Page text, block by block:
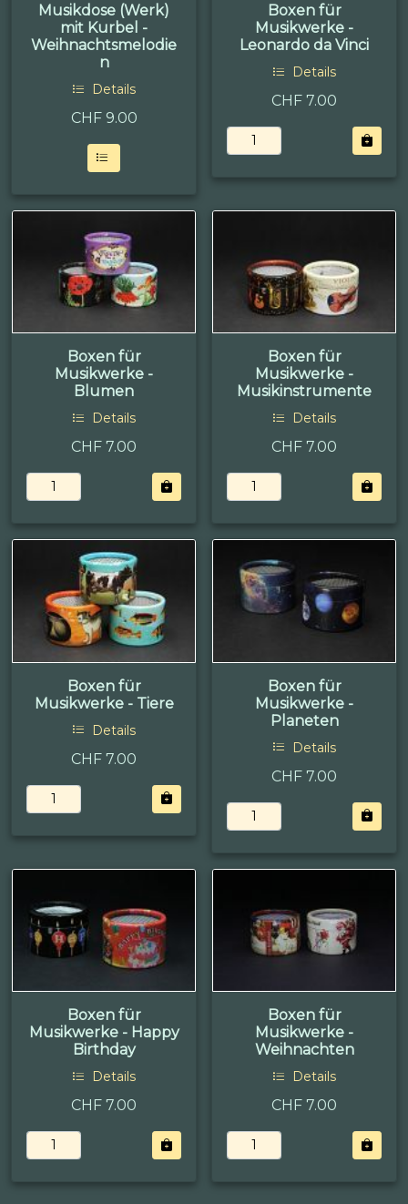
Musikdose (Werk)
mit Kurbel -
Weihnachtsmelodie
n
Details
CHF 9.00
Boxen für
Musikwerke -
Leonardo da Vinci
Details
CHF 7.00
Boxen für
Musikwerke -
Blumen
Details
CHF 7.00
Boxen für
Musikwerke -
Musikinstrumente
Details
CHF 7.00
Boxen für
Musikwerke - Tiere
Details
CHF 7.00
Boxen für
Musikwerke -
Planeten
Details
CHF 7.00
Boxen für
Musikwerke - Happy
Birthday
Details
CHF 7.00
Boxen für
Musikwerke -
Weihnachten
Details
CHF 7.00